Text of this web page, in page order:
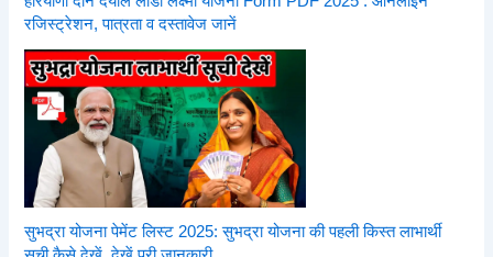
रजिस्ट्रेशन, पात्रता व दस्तावेज जानें
सुभद्रा योजना पेमेंट लिस्ट 2025: सुभद्रा योजना की पहली किस्त लाभार्थी